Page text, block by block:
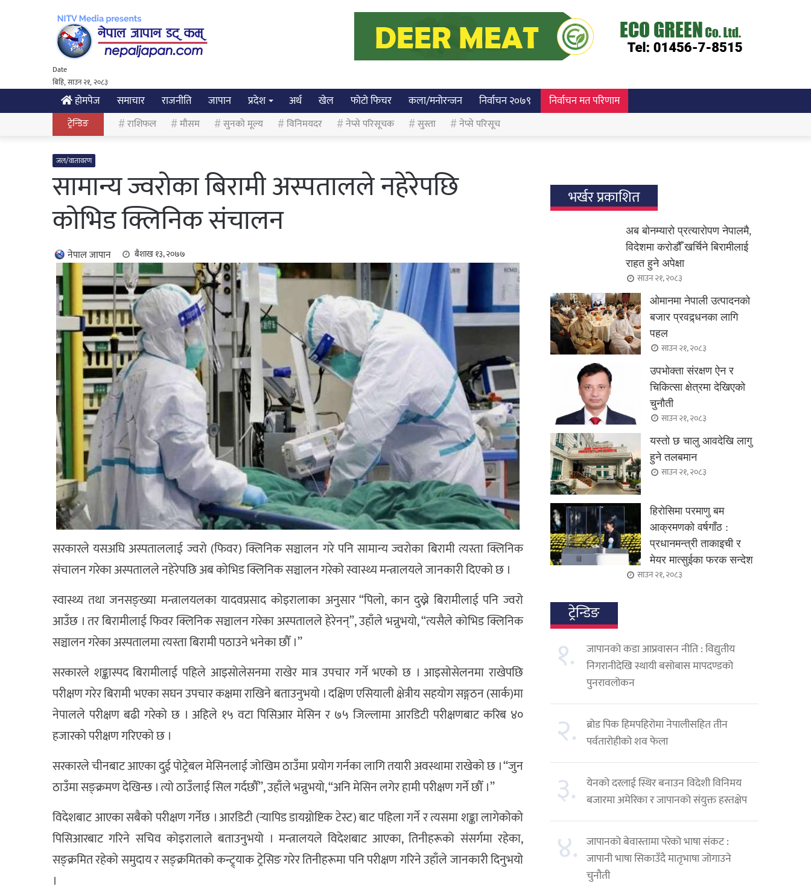
Date
बिहि, साउन २१, २०८३
होमपेज समाचार राजनीति जापान प्रदेश अर्थ खेल फोटो फिचर कला/मनोरन्जन निर्वाचन २०७९ निर्वाचन मत परिणाम
ट्रेन्डिङ राशिफल मौसम सुनको मूल्य विनिमयदर नेप्से परिसूचक सुस्ता नेप्से परिसूच
जल/वातावरण
सामान्य ज्वरोका बिरामी अस्पतालले नहेरेपछि
कोभिड क्लिनिक संचालन
नेपाल जापान बैशाख १३, २०७७
सरकारले यसअघि अस्पताललाई ज्वरो (फिवर) क्लिनिक सञ्चालन गरे पनि सामान्य ज्वरोका बिरामी त्यस्ता क्लिनिक
संचालन गरेका अस्पतालले नहेरेपछि अब कोभिड क्लिनिक सञ्चालन गरेको स्वास्थ्य मन्त्रालयले जानकारी दिएको छ ।
स्वास्थ्य तथा जनसङ्ख्या मन्त्रालयलका यादवप्रसाद कोइरालाका अनुसार “पिलो, कान दुख्ने बिरामीलाई पनि ज्वरो
आउँछ । तर बिरामीलाई फिवर क्लिनिक सञ्चालन गरेका अस्पतालले हेरेनन्”, उहाँले भन्नुभयो, “त्यसैले कोभिड क्लिनिक
सञ्चालन गरेका अस्पतालमा त्यस्ता बिरामी पठाउने भनेका छौँ ।’’
सरकारले शङ्कास्पद बिरामीलाई पहिले आइसोलेसनमा राखेर मात्र उपचार गर्ने भएको छ । आइसोसेलनमा राखेपछि
परीक्षण गरेर बिरामी भएका सघन उपचार कक्षमा राखिने बताउनुभयो । दक्षिण एसियाली क्षेत्रीय सहयोग सङ्गठन (सार्क)मा
नेपालले परीक्षण बढी गरेको छ । अहिले १५ वटा पिसिआर मेसिन र ७५ जिल्लामा आरडिटी परीक्षणबाट करिब ४०
हजारको परीक्षण गरिएको छ ।
सरकारले चीनबाट आएका दुई पोट्रेबल मेसिनलाई जोखिम ठाउँमा प्रयोग गर्नका लागि तयारी अवस्थामा राखेको छ । ‘‘जुन
ठाउँमा सङ्क्रमण देखिन्छ । त्यो ठाउँलाई सिल गर्दछौँ’’, उहाँले भन्नुभयो, “अनि मेसिन लगेर हामी परीक्षण गर्ने छौँ ।’’
विदेशबाट आएका सबैको परीक्षण गर्नेछ । आरडिटी (र्‍यापिड डायग्नोष्टिक टेस्ट) बाट पहिला गर्ने र त्यसमा शङ्का लागेकोको
पिसिआरबाट गरिने सचिव कोइरालाले बताउनुभयो । मन्त्रालयले विदेशबाट आएका, तिनीहरूको संसर्गमा रहेका,
सङ्क्रमित रहेको समुदाय र सङ्क्रमितको कन्ट्र्याक ट्रेसिङ गरेर तिनीहरूमा पनि परीक्षण गरिने उहाँले जानकारी दिनुभयो
।
भर्खर प्रकाशित
अब बोनम्यारो प्रत्यारोपण नेपालमै,
विदेशमा करोडौँ खर्चिने बिरामीलाई
राहत हुने अपेक्षा
साउन २१, २०८३
ओमानमा नेपाली उत्पादनको
बजार प्रवद्र्धनका लागि
पहल
साउन २१, २०८३
उपभोक्ता संरक्षण ऐन र
चिकित्सा क्षेत्रमा देखिएको
चुनौती
साउन २१, २०८३
यस्तो छ चालु आवदेखि लागु
हुने तलबमान
साउन २१, २०८३
हिरोसिमा परमाणु बम
आक्रमणको वर्षगाँठ :
प्रधानमन्त्री ताकाइची र
मेयर मात्सुईका फरक सन्देश
साउन २१, २०८३
ट्रेन्डिङ
१.
जापानको कडा आप्रवासन नीति : विद्युतीय
निगरानीदेखि स्थायी बसोबास मापदण्डको
पुनरावलोकन
२.
ब्रोड पिक हिमपहिरोमा नेपालीसहित तीन
पर्वतारोहीको शव फेला
३.
येनको दरलाई स्थिर बनाउन विदेशी विनिमय
बजारमा अमेरिका र जापानको संयुक्त हस्तक्षेप
४. जापानको बेवास्तामा परेको भाषा संकट :
जापानी भाषा सिकाउँदै मातृभाषा जोगाउने
चुनौती